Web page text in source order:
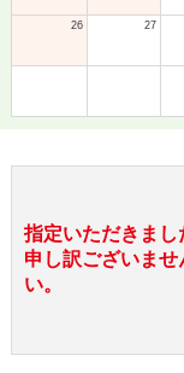
26 27
指定いただきまし
申し訳ございま
い。